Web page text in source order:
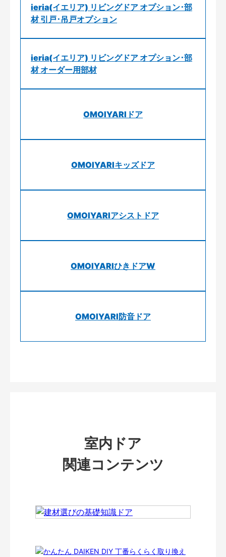
ieria(イエリア) リビングドア オプション･部
材 引戸･吊戸オプション
ieria(イエリア) リビングドア オプション･部
材 オーダー用部材
OMOIYARIドア
OMOIYARIキッズドア
OMOIYARIアシストドア
OMOIYARIひきドアW
OMOIYARI防音ドア
室内ドア
関連コンテンツ